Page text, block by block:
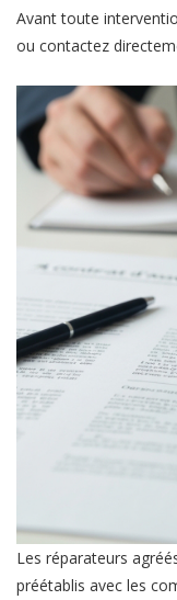
Avant toute
ou contactez
Les réparateurs
préétablis avec les